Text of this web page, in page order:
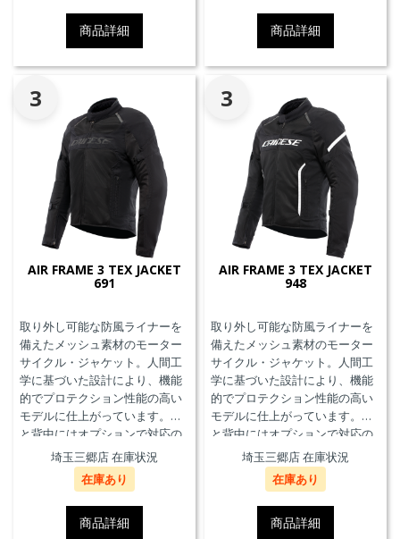
商品詳細
ンツと接続可能なファスナーを
備えています。商品詳細
3
AIR FRAME 3 TEX JACKET
691
取り外し可能な防風ライナーを
備えたメッシュ素材のモーター
サイクル・ジャケット。人間工
学に基づいた設計により、機能
的でプロテクション性能の高い
モデルに仕上がっています。胸
と背中にはオプションで対応の
プロテクターを装着することが
できます。また、防水の内ポケ
ット、EN17092クラスA認証、パ
ンツと接続可能なファスナーを
備えています。
埼玉三郷店 在庫状況
在庫あり
商品詳細
3
AIR FRAME 3 TEX JACKET
948
取り外し可能な防風ライナーを
備えたメッシュ素材のモーター
サイクル・ジャケット。人間工
学に基づいた設計により、機能
的でプロテクション性能の高い
モデルに仕上がっています。胸
と背中にはオプションで対応の
プロテクターを装着することが
できます。また、防水の内ポケ
ット、EN17092クラスA認証、パ
ンツと接続可能なファスナーを
備えています。
埼玉三郷店 在庫状況
在庫あり
商品詳細